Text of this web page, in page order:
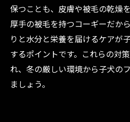
保つことも、皮膚や被毛の乾燥
厚手の被毛を持つコーギーだか
りと水分と栄養を届けるケアが
するポイントです。これらの対
れ、冬の厳しい環境から子犬の
ましょう。